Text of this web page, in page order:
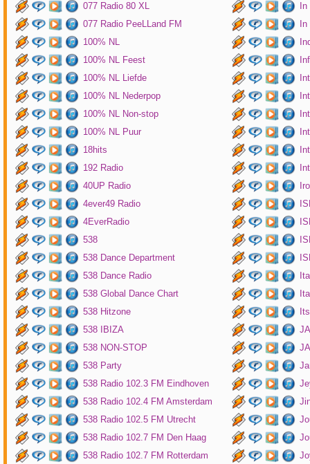
077 Radio 80 XL
077 Radio PeeLLand FM
100% NL
100% NL Feest
100% NL Liefde
100% NL Nederpop
100% NL Non-stop
100% NL Puur
18hits
192 Radio
40UP Radio
4ever49 Radio
4EverRadio
538
538 Dance Department
538 Dance Radio
538 Global Dance Chart
538 Hitzone
538 IBIZA
538 NON-STOP
538 Party
538 Radio 102.3 FM Eindhoven
538 Radio 102.4 FM Amsterdam
538 Radio 102.5 FM Utrecht
538 Radio 102.7 FM Den Haag
538 Radio 102.7 FM Rotterdam